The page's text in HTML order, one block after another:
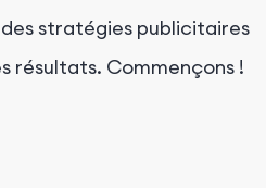
stratégies publicitaires
résultats. Commençons !